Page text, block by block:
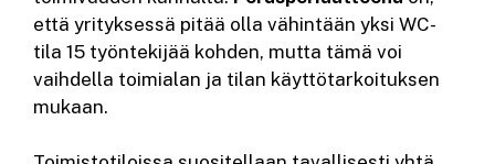
että yrityksessä pitää olla vähintään yksi WC-
tila 15 työntekijää kohden, mutta tämä voi
vaihdella toimialan ja tilan käyttötarkoituksen
mukaan.